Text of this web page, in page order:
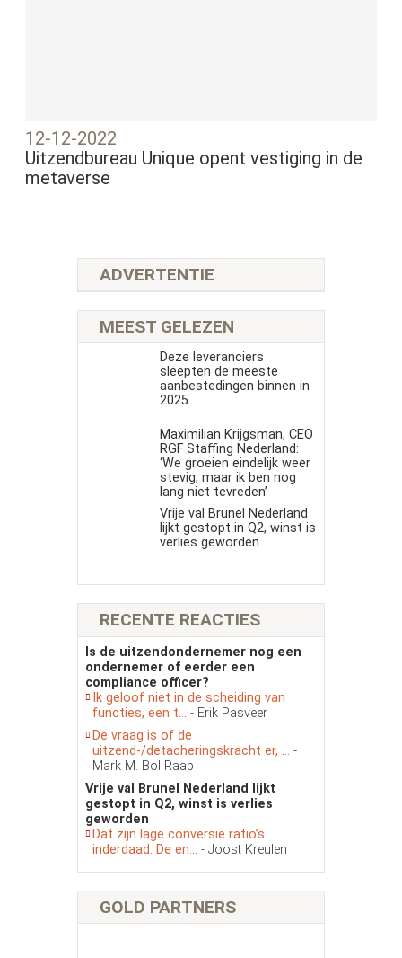
12-12-2022
Uitzendbureau Unique opent vestiging in de
metaverse
ADVERTENTIE
MEEST GELEZEN
Deze leveranciers
sleepten de meeste
aanbestedingen binnen in
2025
Maximilian Krijgsman, CEO
RGF Staffing Nederland:
‘We groeien eindelijk weer
stevig, maar ik ben nog
lang niet tevreden’
Vrije val Brunel Nederland
lijkt gestopt in Q2, winst is
verlies geworden
RECENTE REACTIES
Is de uitzendondernemer nog een
ondernemer of eerder een
compliance officer?
Ik geloof niet in de scheiding van
functies, een t... - Erik Pasveer
De vraag is of de
uitzend-/detacheringskracht er, ... -
Mark M. Bol Raap
Vrije val Brunel Nederland lijkt
gestopt in Q2, winst is verlies
geworden
Dat zijn lage conversie ratio’s
inderdaad. De en... - Joost Kreulen
GOLD PARTNERS